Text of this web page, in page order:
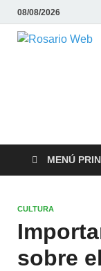
08/08/2026
MENÚ
CULTURA
sobre